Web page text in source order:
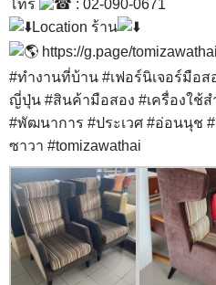
โทร
: 02-090-0671
Location ร้าน
https://g.page/
#ทำงานที่บ้าน #เฟอร์นิเจอร์มือส
ญี่ปุ่น #สินค้ามือสอง #เครื่องใช้
#พัฒนาการ #ประเวศ #อ่อนนุช
ซาวา #tomizawathai